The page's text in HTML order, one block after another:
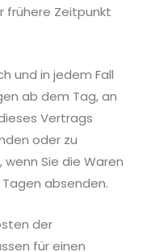
frühere Zeitpunkt
und in jedem Fall
ab dem Tag, an
Vertrags
oder zu
Sie die Waren
absenden.
der
für einen